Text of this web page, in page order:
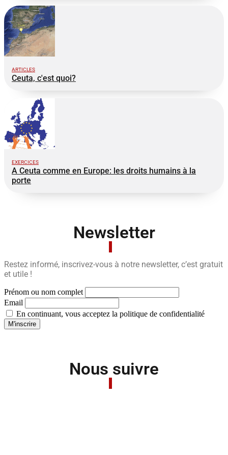
ARTICLES
Ceuta, c'est quoi?
EXERCICES
A Ceuta comme en Europe: les droits humains à la
porte
Newsletter
Restez informé, inscrivez-vous à notre newsletter, c’est gratuit
et utile !
Prénom ou nom complet
Email
En continuant, vous acceptez la politique de confidentialité
Nous suivre